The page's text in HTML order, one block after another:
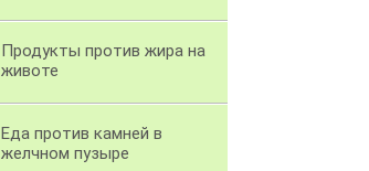
Продукты против жира на
животе
Еда против камней в
желчном пузыре